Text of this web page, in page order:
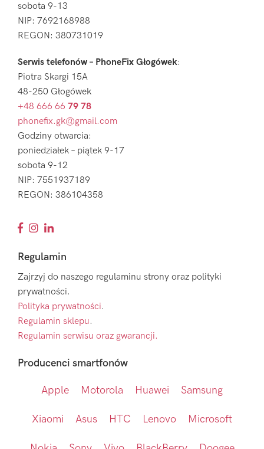
sobota 9-13
NIP: 7692168988
REGON: 380731019
Serwis telefonów – PhoneFix Głogówek:
Piotra Skargi 15A
48-250 Głogówek
+48 666 66 79 78
phonefix.gk@gmail.com
Godziny otwarcia:
poniedziałek – piątek 9-17
sobota 9-12
NIP: 7551937189
REGON: 386104358
Regulamin
Zajrzyj do naszego regulaminu strony oraz polityki
prywatności.
Polityka prywatności.
Regulamin sklepu.
Regulamin serwisu oraz gwarancji.
Producenci smartfonów
Apple Motorola Huawei Samsung
Xiaomi Asus HTC Lenovo Microsoft